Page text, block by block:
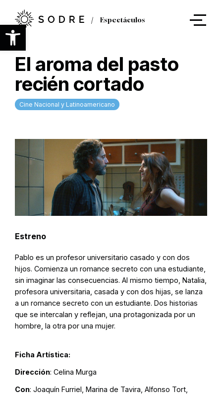
Abrir barra de herramientas
contenido
principal
Espectáculos
El aroma del pasto
recién cortado
Cine Nacional y Latinoamericano
Estreno
Pablo es un profesor universitario casado y con dos
hijos. Comienza un romance secreto con una estudiante,
sin imaginar las consecuencias. Al mismo tiempo, Natalia,
profesora universitaria, casada y con dos hijas, se lanza
a un romance secreto con un estudiante. Dos historias
que se intercalan y reflejan, una protagonizada por un
hombre, la otra por una mujer.
Ficha Artística:
Dirección: Celina Murga
Con: Joaquín Furriel, Marina de Tavira, Alfonso Tort,